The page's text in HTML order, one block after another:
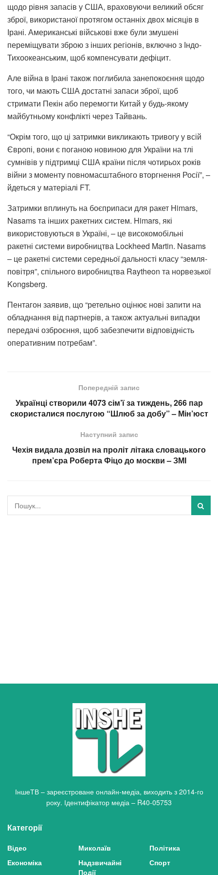
щодо рівня запасів у США, враховуючи великий обсяг
зброї, використаної протягом останніх двох місяців в
Ірані. Американські військові вже були змушені
переміщувати зброю з інших регіонів, включно з Індо-
Тихоокеанським, щоб компенсувати дефіцит.
Але війна в Ірані також поглибила занепокоєння щодо
того, чи мають США достатні запаси зброї, щоб
стримати Пекін або перемогти Китай у будь-якому
майбутньому конфлікті через Тайвань.
“Окрім того, що ці затримки викликають тривогу у всій
Європі, вони є поганою новиною для України на тлі
сумнівів у підтримці США країни після чотирьох років
війни з моменту повномасштабного вторгнення Росії”, –
йдеться у матеріалі FT.
Затримки вплинуть на боєприпаси для ракет Himars,
Nasams та інших ракетних систем. Himars, які
використовуються в Україні, – це високомобільні
ракетні системи виробництва Lockheed Martin. Nasams
– це ракетні системи середньої дальності класу “земля-
повітря”, спільного виробництва Raytheon та норвезької
Kongsberg.
Пентагон заявив, що “ретельно оцінює нові запити на
обладнання від партнерів, а також актуальні випадки
передачі озброєння, щоб забезпечити відповідність
оперативним потребам”.
Попередній запис
Українці створили 4073 сім’ї за тиждень, 266 пар
скористалися послугою “Шлюб за добу” – Мін’юст
Наступний запис
Чехія видала дозвіл на проліт літака словацького
прем’єра Роберта Фіцо до москви – ЗМІ
ІншеТВ – зареєстроване онлайн-медіа, виходить з 2014-го
року. Ідентифікатор медіа – R40-05753
Категорії
Відео
Економіка
Миколаїв
Надзвичайні
Події
Політика
Спорт